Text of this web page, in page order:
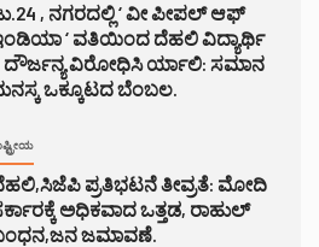
, ನಗರದಲ್ಲಿ ‘ ವೀ ಪೀಪಲ್ ಆಫ್
‘ ವತಿಯಿಂದ ದೆಹಲಿ ವಿದ್ಯಾರ್ಥಿ
ದೌರ್ಜನ್ಯ ವಿರೋಧಿಸಿ ರ್ಯಾಲಿ: ಸಮಾನ
ಒಕ್ಕೂಟದ ಬೆಂಬಲ.
ಪ್ರತಿಭಟನೆ ತೀವ್ರತೆ: ಮೋದಿ
ಅಧಿಕವಾದ ಒತ್ತಡ, ರಾಹುಲ್
ಜಮಾವಣೆ.